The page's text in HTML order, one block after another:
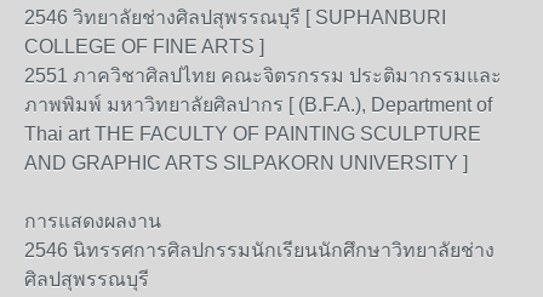
2546 วิทยาลัยช่างศิลปสุพรรณบุรี [ SUPHANBURI
COLLEGE OF FINE ARTS ]
2551 ภาควิชาศิลปไทย คณะจิตรกรรม ประติมากรรมและ
ภาพพิมพ์ มหาวิทยาลัยศิลปากร [ (B.F.A.), Department of
Thai art THE FACULTY OF PAINTING SCULPTURE
AND GRAPHIC ARTS SILPAKORN UNIVERSITY ]
การแสดงผลงาน
2546 นิทรรศการศิลปกรรมนักเรียนนักศึกษาวิทยาลัยช่าง
ศิลปสุพรรณบุรี